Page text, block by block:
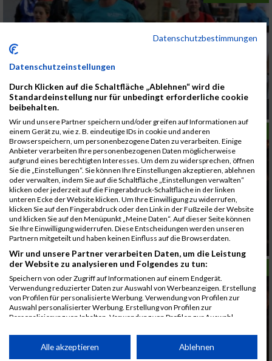
Die Laufsport-Events im Wonnemonat Mai
Nenngeldsprung beim Lightrun nicht verpassen
Datenschutzbestimmungen
Datenschutzeinstellungen
Durch Klicken auf die Schaltfläche „Ablehnen“ wird die
Standardeinstellung nur für unbedingt erforderliche cookie
beibehalten.
Wir und unsere Partner speichern und/oder greifen auf Informationen auf
einem Gerät zu, wie z. B. eindeutige IDs in cookie und anderen
Browserspeichern, um personenbezogene Daten zu verarbeiten. Einige
Anbieter verarbeiten Ihre personenbezogenen Daten möglicherweise
aufgrund eines berechtigten Interesses. Um dem zu widersprechen, öffnen
Sie die „Einstellungen“. Sie können Ihre Einstellungen akzeptieren, ablehnen
oder verwalten, indem Sie auf die Schaltfläche „Einstellungen verwalten“
klicken oder jederzeit auf die Fingerabdruck-Schaltfläche in der linken
unteren Ecke der Website klicken. Um Ihre Einwilligung zu widerrufen,
klicken Sie auf den Fingerabdruck oder den Link in der Fußzeile der Website
und klicken Sie auf den Menüpunkt „Meine Daten“. Auf dieser Seite können
Sie Ihre Einwilligung widerrufen. Diese Entscheidungen werden unseren
Partnern mitgeteilt und haben keinen Einfluss auf die Browserdaten.
Wir und unsere Partner verarbeiten Daten, um die Leistung
der Website zu analysieren und Folgendes zu tun:
Speichern von oder Zugriff auf Informationen auf einem Endgerät.
Verwendung reduzierter Daten zur Auswahl von Werbeanzeigen. Erstellung
von Profilen für personalisierte Werbung. Verwendung von Profilen zur
Auswahl personalisierter Werbung. Erstellung von Profilen zur
Personalisierung von Inhalten. Verwendung von Profilen zur Auswahl
Performance von Inhalten. Analyse von Zielgruppen durch Statistiken oder
Kombinationen von Daten aus verschiedenen Quellen. Entwicklung und
Alle akzeptieren Ablehnen